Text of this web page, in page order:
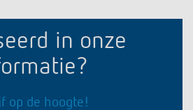
in onze
op de hoogte!